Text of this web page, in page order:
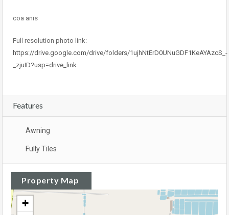
coa anis
Full resolution photo link:
https://drive.google.com/drive/folders/1ujhNtErD0UNuGDF1KeAYAzcS_-
_zjuID?usp=drive_link
Features
Awning
Fully Tiles
Property Map
+